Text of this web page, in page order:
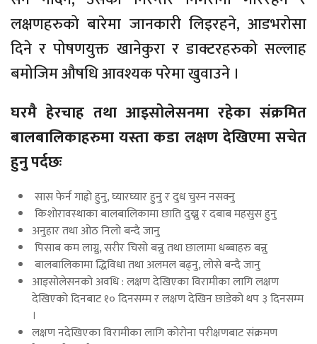
लक्षणहरुको बारेमा जानकारी लिइरहने, आडभरोसा
दिने र पोषणयुक्त खानेकुरा र डाक्टरहरुको सल्लाह
बमोजिम औषधि आवश्यक परेमा खुवाउने ।
घरमै हेरचाह तथा आइसोलेसनमा रहेका संक्रमित
बालबालिकाहरुमा यस्ता कडा लक्षण देखिएमा सचेत
हुनु पर्दछः
सास फेर्न गाह्रो हुनु, घ्यारघ्यार हुनु र दुध चुस्न नसक्नु
किशोरावस्थाका बालबालिकामा छाति दुख्नु र दबाब महसुस हुनु
अनुहार तथा ओठ निलो बन्दै जानु
पिसाब कम लाग्नु, सरीर चिसो बन्नु तथा छालामा धब्बाहरु बन्नु
बालबालिकामा द्धिविधा तथा अलमल बढ्नु, लोसे बन्दै जानु
आइसोलेसनको अवधि : लक्षण देखिएका विरामीका लागि लक्षण
देखिएको दिनबाट १० दिनसम्म र लक्षण देखिन छाडेको थप ३ दिनसम्म
।
लक्षण नदेखिएका विरामीका लागि कोरोना परीक्षणबाट संक्रमण